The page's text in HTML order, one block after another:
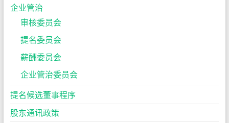
企业管治
审核委员会
提名委员会
薪酬委员会
企业管治委员会
提名候选董事程序
股东通讯政策